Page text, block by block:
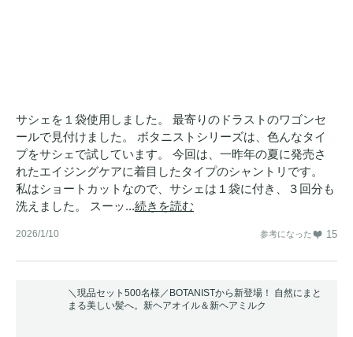
サシェを１袋使用しました。 最寄りのドラストのワゴンセ
ールで見付けました。 ボタニストシリーズは、色んなタイ
プをサシェで試しています。 今回は、一昨年の夏に発売さ
れたエイジングケアに着目したタイプのシャントリです。
私はショートカットなので、サシェは１袋に付き、３回分も
洗えました。 スーッ...続きを読む
2026/1/10 参考になった 15
＼現品セット500名様／BOTANISTから新登場！ 自然にまと
まる美しい髪へ。新ヘアオイル＆新ヘアミルク